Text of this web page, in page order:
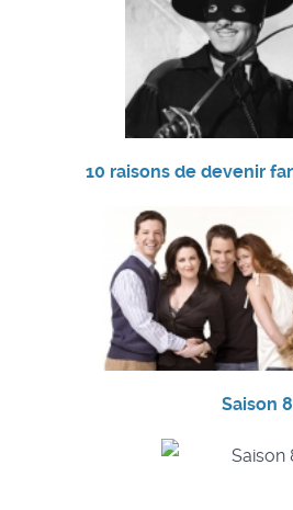
10 raisons de devenir
Saison 8